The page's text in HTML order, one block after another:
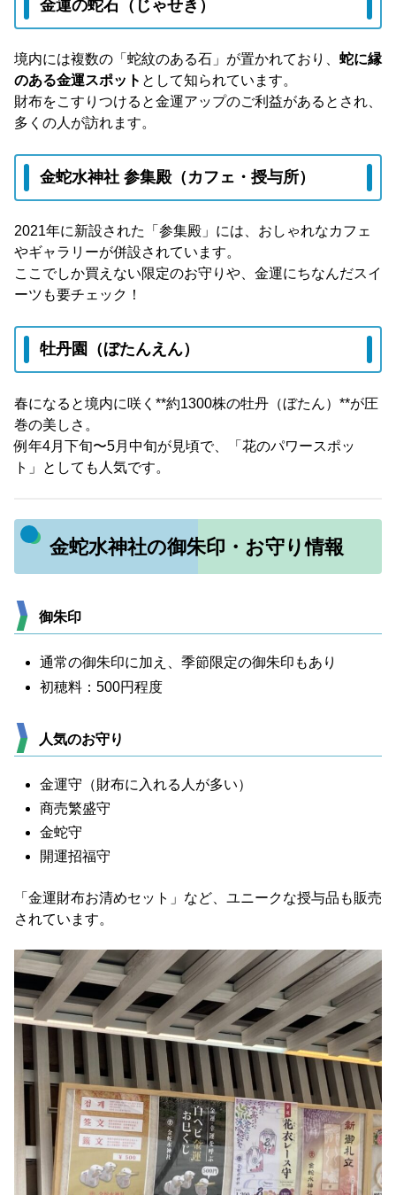
金運の蛇石（じゃせき）
境内には複数の「蛇紋のある石」が置かれており、 蛇に縁
のある金運スポット として知られています。
財布をこすりつけると金運アップのご利益があるとされ、
多くの人が訪れます。
金蛇水神社 参集殿（カフェ・授与所）
2021年に新設された「参集殿」には、おしゃれなカフェ
やギャラリーが併設されています。
ここでしか買えない限定のお守りや、金運にちなんだスイ
ーツも要チェック！
牡丹園（ぼたんえん）
春になると境内に咲く**約1300株の牡丹（ぼたん）**が圧
巻の美しさ。
例年4月下旬〜5月中旬が見頃で、「花のパワースポッ
ト」としても人気です。
金蛇水神社の御朱印・お守り情報
御朱印
通常の御朱印に加え、季節限定の御朱印もあり
初穂料：500円程度
人気のお守り
金運守（財布に入れる人が多い）
商売繁盛守
金蛇守
開運招福守
「金運財布お清めセット」など、ユニークな授与品も販売
されています。